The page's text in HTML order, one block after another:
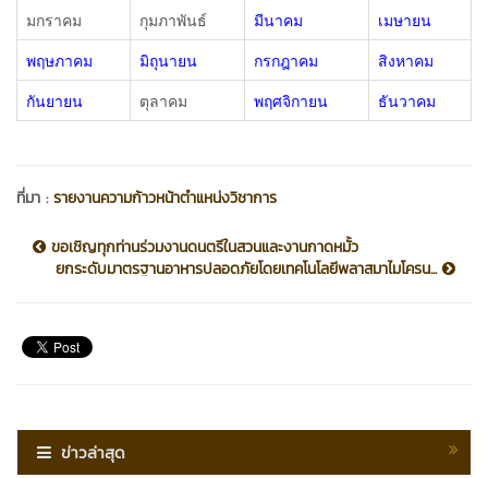
มกราคม กุมภาพันธ์ มีนาคม
เมษายน
พฤษภาคม
มิถุนายน กรกฎาคม
สิงหาคม
กันยายน
ตุลาคม พฤศจิกายน ธันวาคม
ที่มา :รายงานความก้าวหน้าตำแหน่งวิชาการ
ขอเชิญทุกท่านร่วมงานดนตรีในสวนและงานกาดหมั้ว
ยกระดับมาตรฐานอาหารปลอดภัยโดยเทคโนโลยีพลาสมาไมโครน...
ข่าวล่าสุด